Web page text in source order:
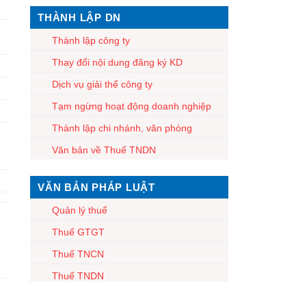
THÀNH LẬP DN
Thành lập công ty
Thay đổi nội dung đăng ký KD
Dịch vụ giải thể công ty
Tạm ngừng hoạt động doanh nghiệp
Thành lập chi nhánh, văn phòng
Văn bản về Thuế TNDN
VĂN BẢN PHÁP LUẬT
Quản lý thuế
Thuế GTGT
Thuế TNCN
Thuế TNDN